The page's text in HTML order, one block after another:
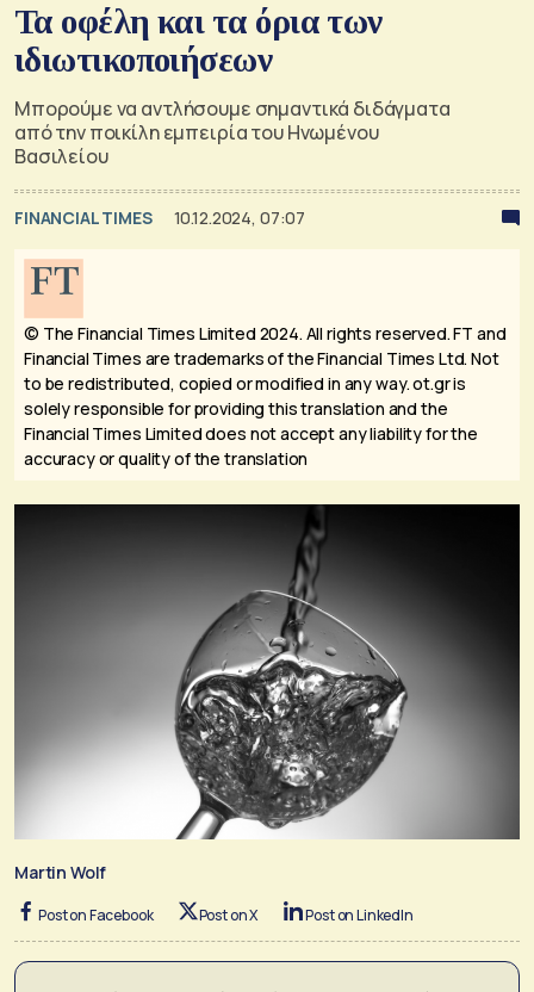
Τα οφέλη και τα όρια των
ιδιωτικοποιήσεων
Μπορούμε να αντλήσουμε σημαντικά διδάγματα
από την ποικίλη εμπειρία του Ηνωμένου
Βασιλείου
FINANCIAL TIMES 10.12.2024, 07:07
© The Financial Times Limited 2024. All rights reserved.FT and
Financial Times are trademarks of the Financial Times Ltd. Not
to be redistributed, copied or modified in any way. ot.gr is
solely responsible for providing this translation and the
Financial Times Limited does not accept any liability for the
accuracy or quality of the translation
Martin Wolf
Post on Facebook Post on X Post on LinkedIn